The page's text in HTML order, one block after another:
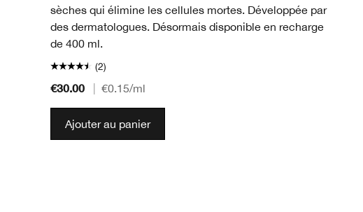
sèches qui élimine les cellules mortes. Développée par
des dermatologues. Désormais disponible en recharge
de 400 ml.
(2)
€30.00 €0.15/ml
Ajouter au panier